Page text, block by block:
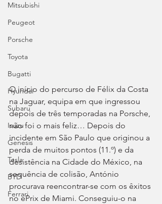
Mitsubishi
Peugeot
Porsche
Toyota
Bugatti
Hyundai
Subaru
Isuzu
Genesis
Tesla
BYD
Ferrari
O início do percurso de Félix da Costa
na Jaguar, equipa em que ingressou
depois de três temporadas na Porsche,
não foi o mais feliz… Depois do
incidente em São Paulo que originou a
perda de muitos pontos (11.º) e da
desistência na Cidade do México, na
sequência de colisão, António
procurava reencontrar-se com os êxitos
no ePrix de Miami. Conseguiu-o na